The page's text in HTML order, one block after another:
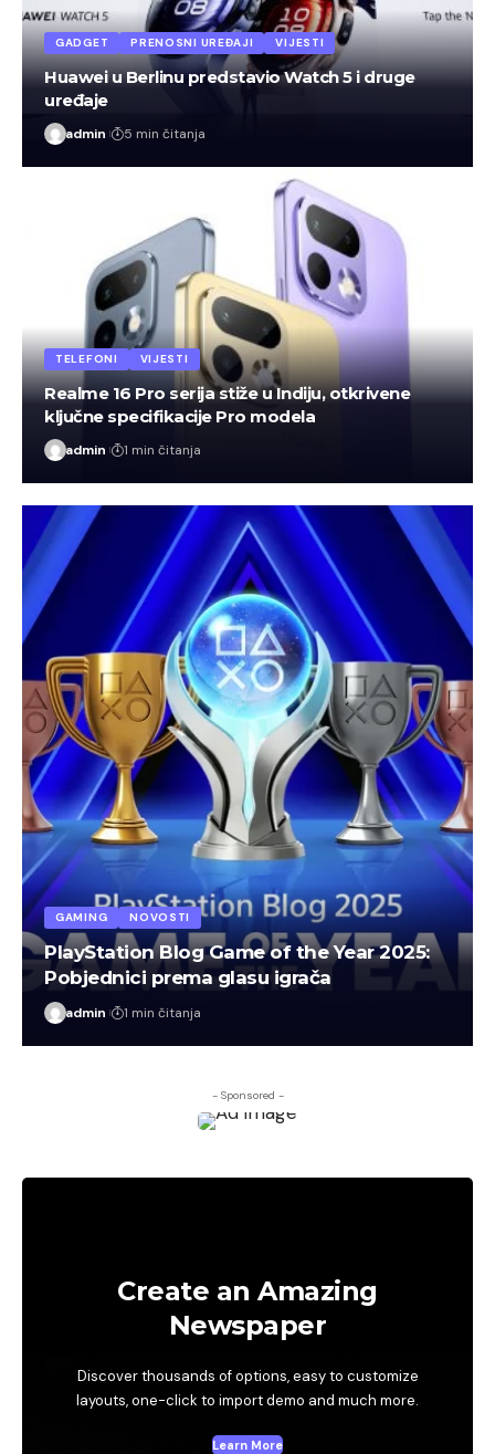
GADGET PRENOSNI UREĐAJI VIJESTI
Huawei u Berlinu predstavio Watch 5 i druge
uređaje
admin 5 min čitanja
TELEFONI VIJESTI
Realme 16 Pro serija stiže u Indiju, otkrivene
ključne specifikacije Pro modela
admin 1 min čitanja
GAMING NOVOSTI
PlayStation Blog Game of the Year 2025:
Pobjednici prema glasu igrača
admin 1 min čitanja
- Sponsored -
Create an Amazing
Newspaper
Discover thousands of options, easy to customize
layouts, one-click to import demo and much more.
Learn More